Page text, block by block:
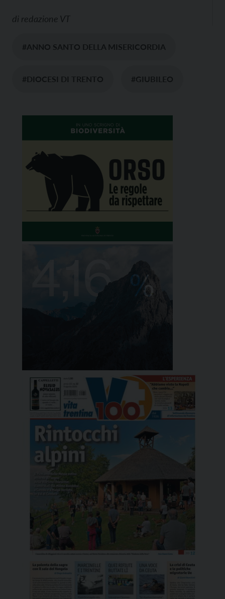
di redazione VT
#ANNO SANTO DELLA MISERICORDIA
#DIOCESI DI TRENTO #GIUBILEO